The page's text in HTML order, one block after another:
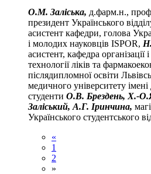
О.М. Заліська, д.фарм.н.,
президент Українського
асистент кафедри, голова
і молодих науковців ІSPOR,
асистент, кафедра організації
технології ліків та
післядипломної освіти
медичного університету
студенти О.В. Брездень, Х.-
Заліський, А.Г. Іринчина,
Українського студентського
«
1
2
»